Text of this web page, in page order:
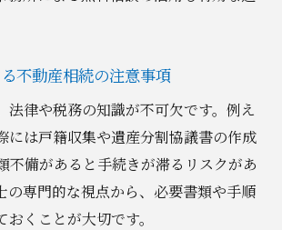
不動産相続の注意事項
法律や税務の知識が不可欠です。例え
には戸籍収集や遺産分割協議書の作成
不備があると手続きが滞るリスクがあ
の専門的な視点から、必要書類や手順
くことが大切です。